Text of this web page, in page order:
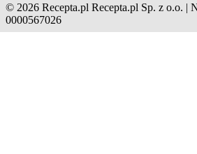
© 2026 Recepta.pl Recepta.pl Sp. z o.o. |
0000567026